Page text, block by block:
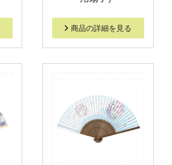
商品の詳細を見る